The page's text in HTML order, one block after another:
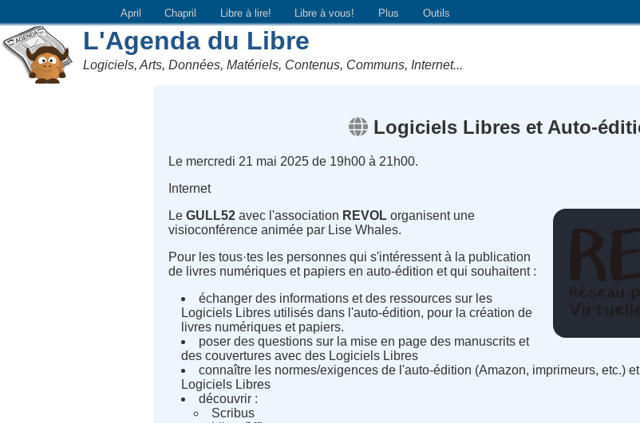
April Chapril Libre à lire! Libre à vous! Plus Outils
L'Agenda du Libre
Logiciels, Arts, Données, Matériels, Contenus, Communs, Internet...
Logiciels Libres et Auto-
Le mercredi 21 mai 2025 de 19h00 à 21h00.
Internet
LeGULL52 avec l'association REVOL organisent une
visioconférence animée par Lise Whales.
Pour les tous·tes les personnes qui s'intéressent à la publication
de livres numériques et papiers en auto-édition et qui souhaitent :
échanger des informations et des ressources sur les
Logiciels Libres utilisés dans l'auto-édition, pour la création de
livres numériques et papiers.
poser des questions sur la mise en page des manuscrits et
des couvertures avec des Logiciels Libres
connaître les normes/exigences de l'auto-édition (Amazon, imprimeurs, etc.)
Logiciels Libres
découvrir :
Scribus